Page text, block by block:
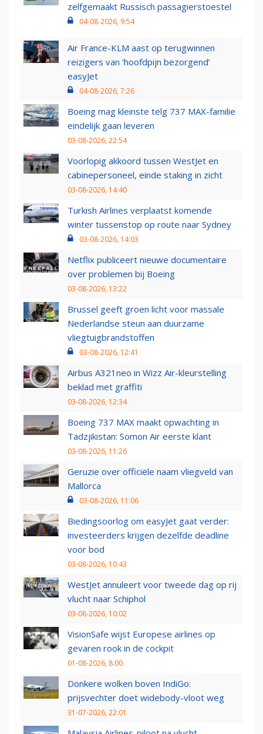
zelfgemaakt Russisch passagierstoestel
04-08-2026, 9:54
Air France-KLM aast op terugwinnen
reizigers van ‘hoofdpijn bezorgend’
easyJet
04-08-2026, 7:26
Boeing mag kleinste telg 737 MAX-familie
eindelijk gaan leveren
03-08-2026, 22:54
Voorlopig akkoord tussen WestJet en
cabinepersoneel, einde staking in zicht
03-08-2026, 14:40
Turkish Airlines verplaatst komende
winter tussenstop op route naar Sydney
03-08-2026, 14:03
Netflix publiceert nieuwe documentaire
over problemen bij Boeing
03-08-2026, 13:22
Brussel geeft groen licht voor massale
Nederlandse steun aan duurzame
vliegtuigbrandstoffen
03-08-2026, 12:41
Airbus A321neo in Wizz Air-kleurstelling
beklad met graffiti
03-08-2026, 12:34
Boeing 737 MAX maakt opwachting in
Tadzjikistan: Somon Air eerste klant
03-08-2026, 11:26
Geruzie over officiële naam vliegveld van
Mallorca
03-08-2026, 11:06
Biedingsoorlog om easyJet gaat verder:
investeerders krijgen dezelfde deadline
voor bod
03-08-2026, 10:43
WestJet annuleert voor tweede dag op rij
vlucht naar Schiphol
03-08-2026, 10:02
VisionSafe wijst Europese airlines op
gevaren rook in de cockpit
01-08-2026, 8:00
Donkere wolken boven IndiGo:
prijsvechter doet widebody-vloot weg
31-07-2026, 22:01